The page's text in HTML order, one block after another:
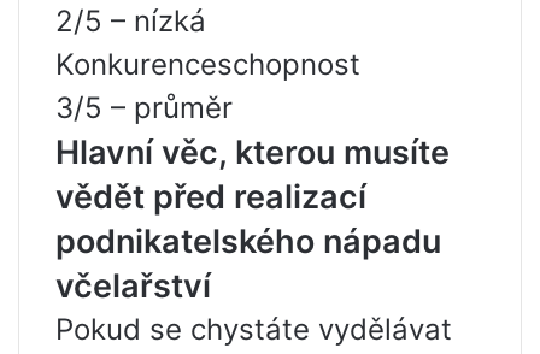
2/5 – nízká
Konkurenceschopnost
3/5 – průměr
Hlavní věc, kterou musíte
vědět před realizací
podnikatelského nápadu
včelařství
Pokud se chystáte vydělávat